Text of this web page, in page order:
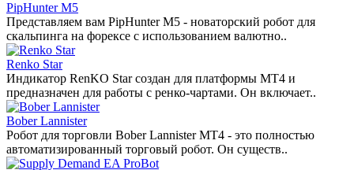
PipHunter M5
Представляем вам PipHunter M5 - новаторский робот для
скальпинга на форексе с использованием валютно..
Renko Star
Индикатор RenKO Star создан для платформы MT4 и
предназначен для работы с ренко-чартами. Он включает..
Bober Lannister
Робот для торговли Bober Lannister MT4 - это полностью
автоматизированный торговый робот. Он существ..